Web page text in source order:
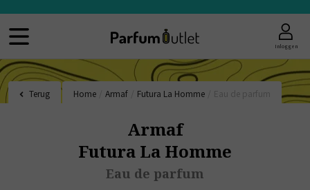
Inloggen
Terug Home Armaf Futura La Homme
Armaf
Futura La Homme
Eau de parfum